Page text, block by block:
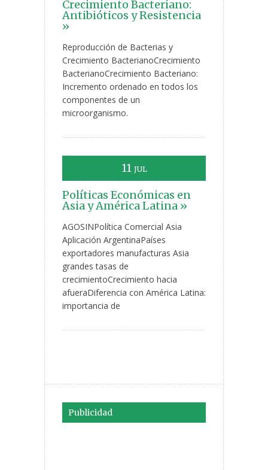
Crecimiento Bacteriano:
Antibióticos y Resistencia
»
Reproducción de Bacterias y
Crecimiento BacterianoCrecimiento
BacterianoCrecimiento Bacteriano:
Incremento ordenado en todos los
componentes de un
microorganismo.
11 JUL
Políticas Económicas en
Asia y América Latina »
AGOSINPolítica Comercial Asia
Aplicación ArgentinaPaíses
exportadores manufacturas Asia
grandes tasas de
crecimientoCrecimiento hacia
afueraDiferencia con América Latina:
importancia de
Publicidad